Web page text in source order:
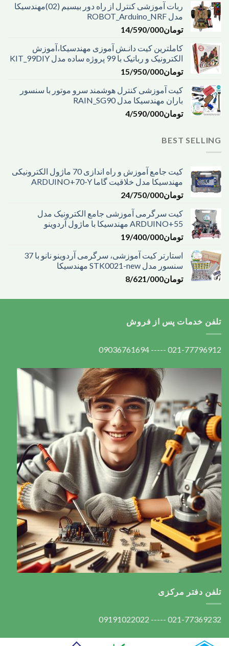
ربات آموزشی کنترل از راه دور بیسیم (02)مهندسیکا
مدل ROBOT_Arduino_NRF
تومان14/590/000
کاملترین کیت دانـش آموزی مهندسیکا،آموزش
الکترونیک و رباتیک با 99 پروژه ساده مدل KIT_99DIY
تومان15/950/000
کیت آموزشی کنترل هوشمند سرو موتور با سنسور
باران مهندسیکا مدل RAIN_SG90
تومان4/590/000
BEST SELLING
کیت جامع آموزش و راه اندازی 70 ماژول الکترونیکی
مهندسیکا مدل خلاقیت گاما ARDUINO+70-Y
تومان24/750/000
کیت سرگرمی آموزشی جامع الکترونیک مدل
ARDUINO+55 مهندسیکا با ماژول آردوینو
تومان19/400/000
استارتر کیت آموزشی، سرگرمی آردوینو نانو با 37
سنسور مدل STK0021-new مهندسیکا
تومان8/621/000
تلفن خدمات پس از فروش
021-77796912 ----- 09036761694
تلفن دفتر مرکزی
021-77369232 ----- 09191022022